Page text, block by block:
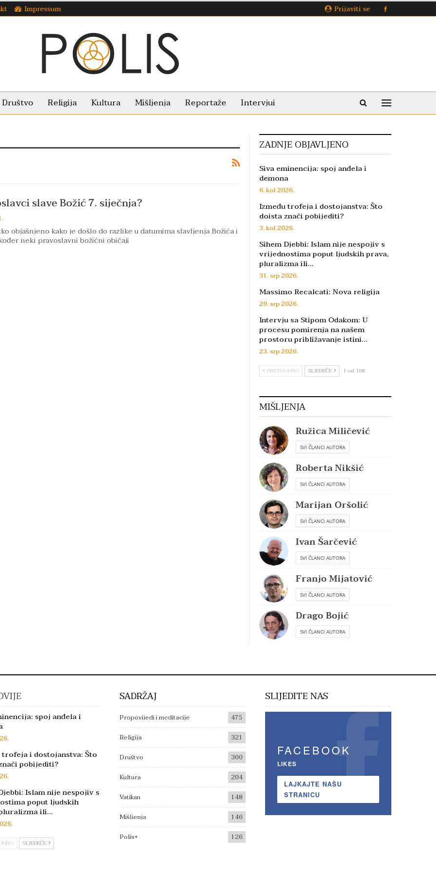
Prijaviti se
Impressum
Društvo Religija Kultura Mišljenja Reportaže Intervjui
slave Božić 7. siječnja?
objašnjeno kako je došlo do razlike u datumima slavljenja Božića i
neki pravoslavni božićni običaji
ZADNJE OBJAVLJENO
Siva eminencija: spoj anđela i
demona
6. kol 2026.
Između trofeja i dostojanstva: Što
doista znači pobijediti?
3. kol 2026.
Sihem Djebbi: Islam nije nespojiv s
vrijednostima poput ljudskih prava,
pluralizma ili…
31. srp 2026.
Massimo Recalcati: Nova religija
29. srp 2026.
Intervju sa Stipom Odakom: U
procesu pomirenja na našem
prostoru približavanje istini…
23. srp 2026.
PRETHODNO SLJEDEĆE 1 od 198
MIŠLJENJA
Ružica Miličević
SVI ČLANCI AUTORA
Roberta Nikšić
SVI ČLANCI AUTORA
Marijan Oršolić
SVI ČLANCI AUTORA
Ivan Šarčević
SVI ČLANCI AUTORA
Franjo Mijatović
SVI ČLANCI AUTORA
Drago Bojić
SVI ČLANCI AUTORA
spoj anđela i
trofeja i dostojanstva: Što
pobijediti?
Islam nije nespojiv s
poput ljudskih
ili…
SLJEDEĆE
SADRŽAJ
Propovijedi i meditacije
475
Religija
321
Društvo
300
Kultura
204
Vatikan
148
Mišljenja
146
Polis+
126
SLIJEDITE NAS
FACEBOOK
LIKES
LAJKAJTE NAŠU
STRANICU